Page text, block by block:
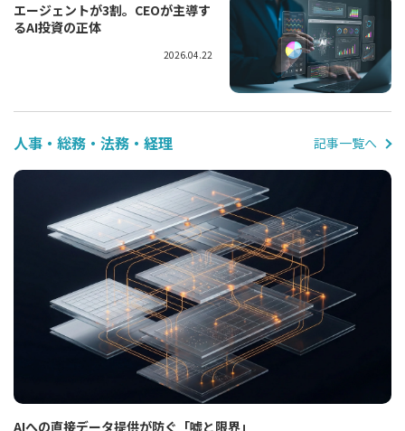
エージェントが3割。CEOが主導す
るAI投資の正体
2026.04.22
人事・総務・法務・経理 記事一覧へ
AIへの直接データ提供が防ぐ「嘘と限界」